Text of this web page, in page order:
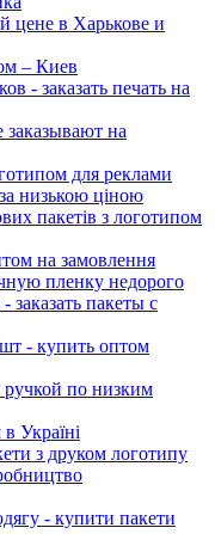
цене в Харькове и
– Киев
- заказать печать на
заказывают на
для реклами
низькою ціною
пакетів з логотипом
на замовлення
пленку недорого
пакеты с
- купить оптом
по низким
Україні
з друком логотипу
- купити пакети